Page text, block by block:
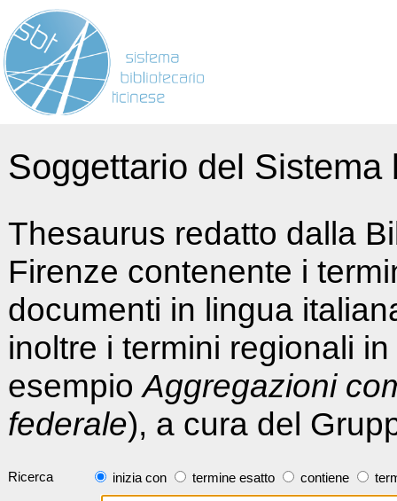
Soggettario del
Thesaurus redatto dalla
Firenze contenente i
documenti in lingua
inoltre i termini regionali
esempioAggregazioni
federale), a cura del
Ricerca inizia con termine esatto contiene